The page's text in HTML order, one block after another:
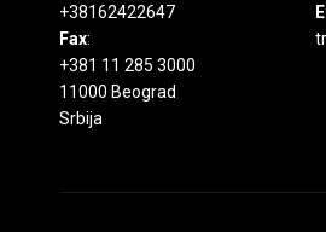
+38162422647
Fax:
+381 11 285 3000
11000 Beograd
Srbija